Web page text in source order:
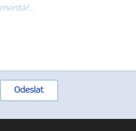
Odeslat